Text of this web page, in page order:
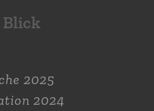
Blick
2025
2024